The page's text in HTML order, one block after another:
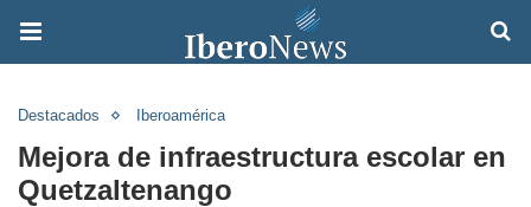
Destacados Iberoamérica
Mejora de infraestructura escolar en
Quetzaltenango